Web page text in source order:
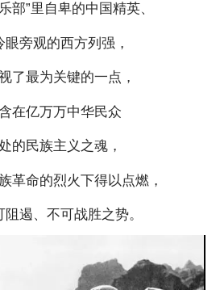
部”里自卑的中国精英、
眼旁观的西方列强，
了最为关键的一点，
在亿万万中华民众
的民族主义之魂，
革命的烈火下得以点燃，
遏、不可战胜之势。